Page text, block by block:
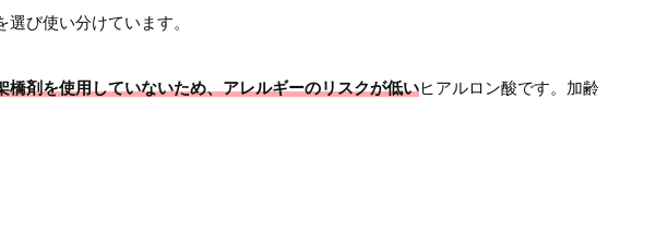
び使い分けています。
橋剤を使用していないため、アレルギーのリスクが低いヒアルロン酸です。加齢